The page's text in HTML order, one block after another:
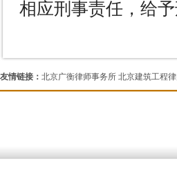
相应刑事责任，给予
友情链接： 北京广衡律师事务所 北京建筑工程律